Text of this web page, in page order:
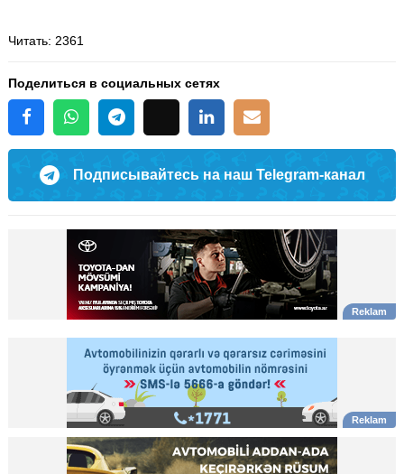
Читать: 2361
Поделиться в социальных сетях
Подписывайтесь на наш Telegram-канал